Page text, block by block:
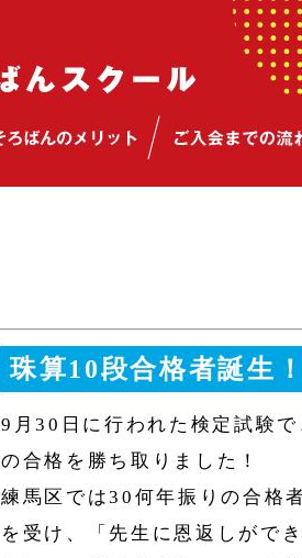
珠算10段合格者誕生
9月30日に行われた検定試験
の合格を勝ち取りました！
練馬区では30何年振りの合格
を受け、「先生に恩返しがで